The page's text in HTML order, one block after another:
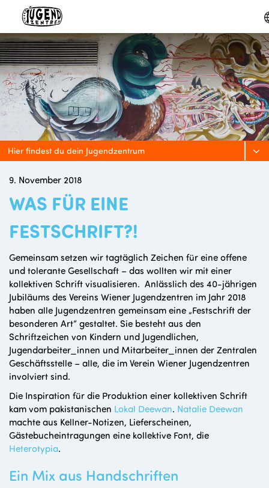
Hier findest du dein Jugendzentrum
9. November 2018
WAS FÜR EINE
FESTSCHRIFT?!
Gemeinsam setzen wir tagtäglich Zeichen für eine offene
und tolerante Gesellschaft – das wollten wir mit einer
kollektiven Schrift visualisieren. Anlässlich des 40-jährigen
Jubiläums des Vereins Wiener Jugendzentren im Jahr 2018
haben alle Jugendzentren gemeinsam eine „Festschrift der
besonderen Art“ gestaltet. Sie besteht aus den
Schriftzeichen von Kindern und Jugendlichen,
Jugendarbeiter_innen und Mitarbeiter_innen der Zentralen
Geschäftsstelle – alle, die im Verein Wiener Jugendzentren
involviert sind.
Die Inspiration für die Produktion einer kollektiven Schrift
kam vom pakistanischen Lokal Deewan. Natalie Deewan
machte aus Kellner-Notizen, Lieferscheinen,
Gästebucheintragungen eine kollektive Font, die
Heterotypia.
Ein Mix aus Handschriften